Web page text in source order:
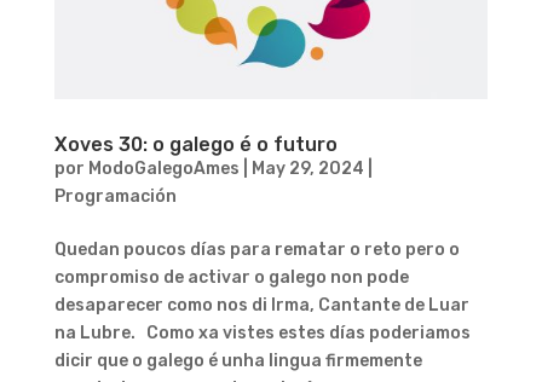
Xoves 30: o galego é o futuro
por ModoGalegoAmes May 29, 2024
Programación
Quedan poucos días para rematar o reto pero o
compromiso de activar o galego non pode
desaparecer como nos di Irma, Cantante de Luar
na Lubre. Como xa vistes estes días poderiamos
dicir que o galego é unha lingua firmemente